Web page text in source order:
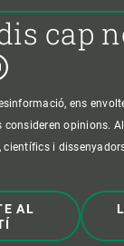
cap
ens
opinions.
científics i
AL